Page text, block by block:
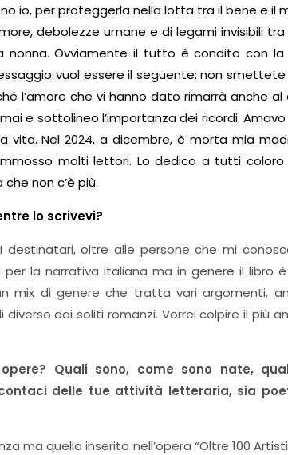
io, per proteggerla nella lotta tra il bene e il
debolezze umane e di legami invisibili tra
Ovviamente il tutto è condito con la
vuol essere il seguente: non
l’amore che vi hanno dato rimarrà anche al
e sottolineo l’importanza dei ricordi.
Nel 2024, a dicembre, è morta mia
molti lettori. Lo dedico a tutti coloro
non c’è più.
lo scrivevi?
oltre alle persone che mi
la narrativa italiana ma in genere il libro
mix di genere che tratta vari argomenti,
dai soliti romanzi. Vorrei colpire il più
Quali sono, come sono nate,
delle tue attività letteraria, sia
ma quella inserita nell’opera “Oltre 100